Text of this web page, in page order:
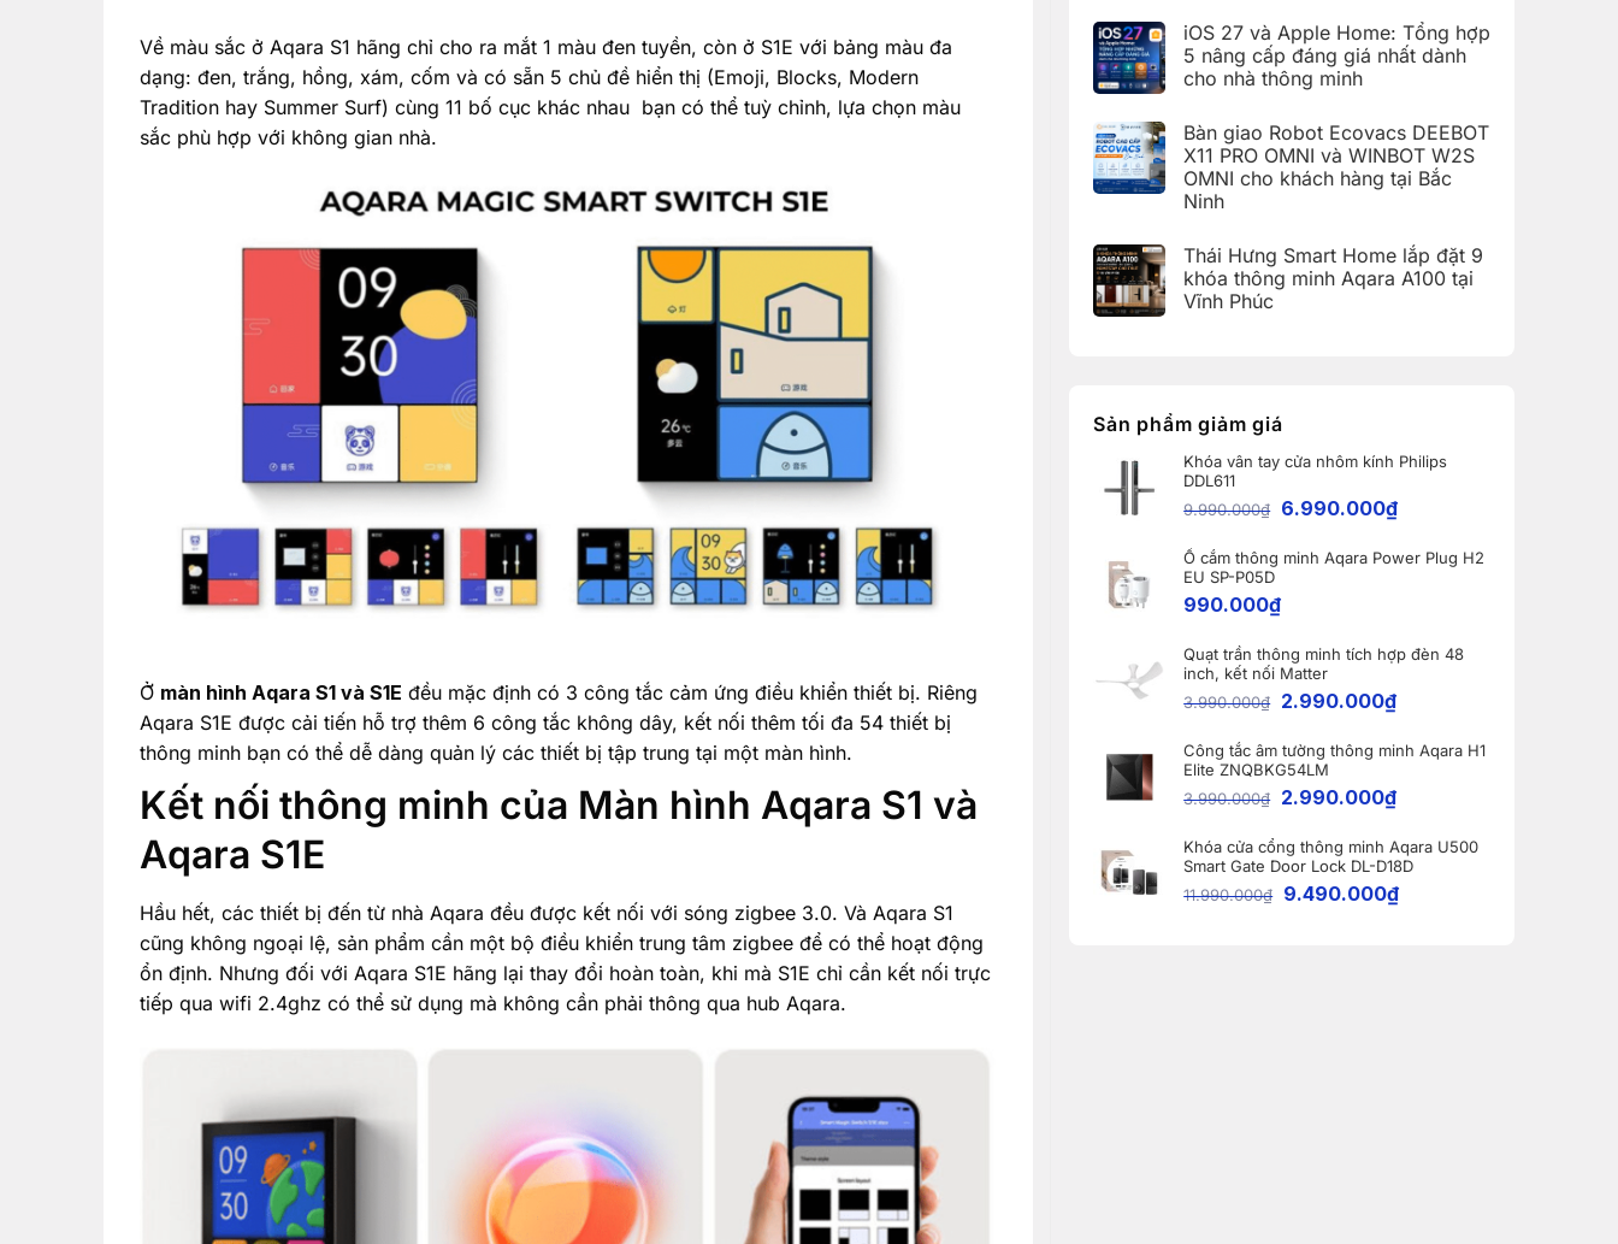
Về màu sắc ở Aqara S1 hãng chỉ cho ra mắt 1 màu đen tuyền, còn ở S1E với bảng màu đa
dạng: đen, trắng, hồng, xám, cốm và có sẵn 5 chủ đề hiển thị (Emoji, Blocks, Modern
Tradition hay Summer Surf) cùng 11 bố cục khác nhau bạn có thể tuỳ chỉnh, lựa chọn màu
sắc phù hợp với không gian nhà.
Ở màn hình Aqara S1 và S1E đều mặc định có 3 công tắc cảm ứng điều khiển thiết bị. Riêng
Aqara S1E được cải tiến hỗ trợ thêm 6 công tắc không dây, kết nối thêm tối đa 54 thiết bị
thông minh bạn có thể dễ dàng quản lý các thiết bị tập trung tại một màn hình.
Kết nối thông minh của Màn hình Aqara S1 và
Aqara S1E
Hầu hết, các thiết bị đến từ nhà Aqara đều được kết nối với sóng zigbee 3.0. Và Aqara S1
cũng không ngoại lệ, sản phẩm cần một bộ điều khiển trung tâm zigbee để có thể hoạt động
ổn định. Nhưng đối với Aqara S1E hãng lại thay đổi hoàn toàn, khi mà S1E chỉ cần kết nối trực
tiếp qua wifi 2.4ghz có thể sử dụng mà không cần phải thông qua hub Aqara.
Hà
Nội
khách
hàng
tại
KDT
Ecopark,
Hưng
Yên
thông
minh
Aqara
tích
hợp
HomeKit
cho
khách
hàng
tại
Hải
bình
luận
ở
Bảng
mã
lỗi
trên
ứng
dụng
Aqara
Home
Error
Code)
iOS 27 và Apple Home: Tổng hợp
5 nâng cấp đáng giá nhất dành
cho nhà thông minh
bình
luận
ở
iOS
27
và
Home:
Tổng
hợp
5
nâng
thông
Bàn giao Robot Ecovacs DEEBOT
X11 PRO OMNI và WINBOT W2S
OMNI cho khách hàng tại Bắc
Ninh
bình
luận
ở
Bàn
OMNI
và
W2S
OMNI
cho
khách
Bắc
Ninh
Thái Hưng Smart Home lắp đặt 9
khóa thông minh Aqara A100 tại
Vĩnh Phúc
Hưng
Smart
lắp
đặt
khóa
minh
Aqara
A100
Vĩnh
Sản phẩm giảm giá
Khóa vân tay cửa nhôm kính Philips
DDL611
9.990.000₫ 6.990.000₫
Ổ cắm thông minh Aqara Power Plug H2
EU SP-P05D
990.000₫
Quạt trần thông minh tích hợp đèn 48
inch, kết nối Matter
3.990.000₫ 2.990.000₫
Công tắc âm tường thông minh Aqara H1
Elite ZNQBKG54LM
3.990.000₫ 2.990.000₫
Khóa cửa cổng thông minh Aqara U500
Smart Gate Door Lock DL-D18D
11.990.000₫ 9.490.000₫